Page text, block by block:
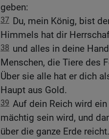
geben:
37 Du, mein König, bist
Himmels hat dir
38 und alles in deine
Menschen, die Tiere des
Über sie alle hat er dich
Haupt aus Gold.
39 Auf dein Reich wird
mächtig sein wird, und
über die ganze Erde reicht.